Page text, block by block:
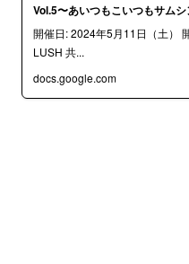
Vol.5〜あいつもこいつもサム
開催日: 2024年5月11日（土）
LUSH 共...
docs.google.com